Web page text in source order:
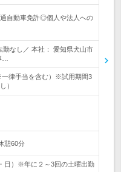
自動車免許◎個人や法人への
勤なし／ 本社： 愛知県犬山市
…
律手当を含む）※試用期間3
）
憩60分
日）※年に２～3回の土曜出勤